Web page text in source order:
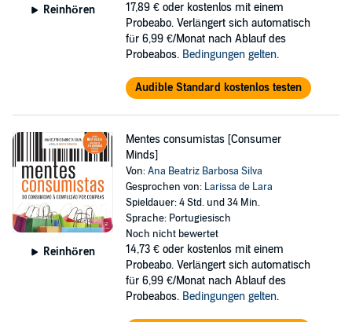
Reinhören 17,89 € oder kostenlos mit einem
Probeabo. Verlängert sich automatisch
für 6,99 €/Monat nach Ablauf des
Probeabos. Bedingungen gelten.
Audible Standard kostenlos testen
Reinhören
Mentes consumistas [Consumer
Minds]
Von:Ana Beatriz Barbosa Silva
Gesprochen von: Larissa de Lara
Spieldauer: 4 Std. und 34 Min.
Sprache: Portugiesisch
Noch nicht bewertet
14,73 € oder kostenlos mit einem
Probeabo. Verlängert sich automatisch
für 6,99 €/Monat nach Ablauf des
Probeabos. Bedingungen gelten.